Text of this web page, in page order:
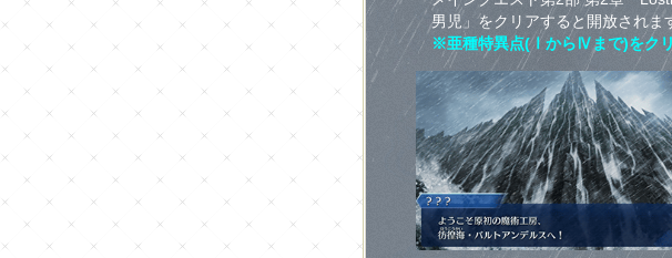
男児」をクリアすると開放されま
※亜種特異点(ⅠからⅣまで)をク